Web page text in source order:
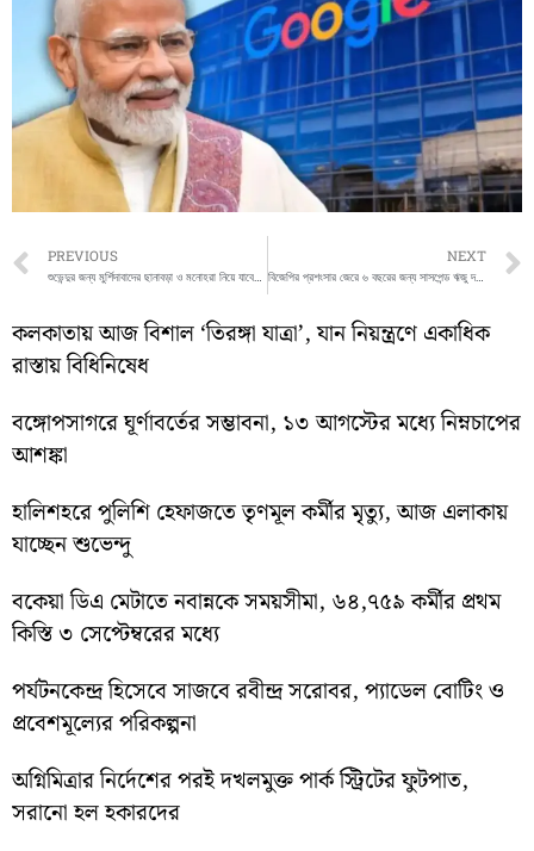
Prev
PREVIOUS
শুভেন্দুর জন্য মুর্শিদাবাদের ছানাবড়া ও মনোহরা নিয়ে যাবেন হুমায়ুন কবীর
NEXT
বিজেপির প্রশংসার জেরে ৬ বছরের জন্য সাসপেন্ড ঋজু দত্ত, ক্ষোভ উগরে পোস্ট তৃণমূল মুখপাত্রের
কলকাতায় আজ বিশাল ‘তিরঙ্গা যাত্রা’, যান নিয়ন্ত্রণে একাধিক
রাস্তায় বিধিনিষেধ
বঙ্গোপসাগরে ঘূর্ণাবর্তের সম্ভাবনা, ১৩ আগস্টের মধ্যে নিম্নচাপের
আশঙ্কা
হালিশহরে পুলিশি হেফাজতে তৃণমূল কর্মীর মৃত্যু, আজ এলাকায়
যাচ্ছেন শুভেন্দু
বকেয়া ডিএ মেটাতে নবান্নকে সময়সীমা, ৬৪,৭৫৯ কর্মীর প্রথম
কিস্তি ৩ সেপ্টেম্বরের মধ্যে
পর্যটনকেন্দ্র হিসেবে সাজবে রবীন্দ্র সরোবর, প্যাডেল বোটিং ও
প্রবেশমূল্যের পরিকল্পনা
অগ্নিমিত্রার নির্দেশের পরই দখলমুক্ত পার্ক স্ট্রিটের ফুটপাত,
সরানো হল হকারদের